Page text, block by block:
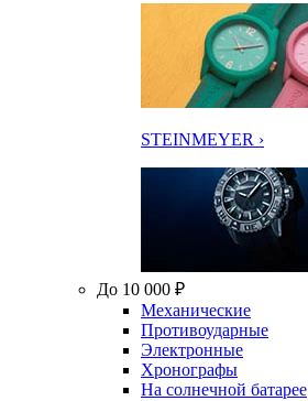
STEINMEYER ›
До 10 000 ₽
Механические
Противоударные
Электронные
Хронографы
На солнечной батарее